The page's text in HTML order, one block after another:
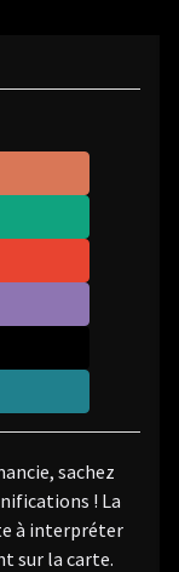
sachez
! La
à interpréter
sur la carte.